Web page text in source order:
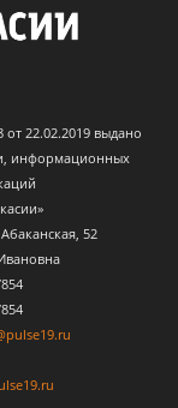
22.02.2019 выдано
информационных
52